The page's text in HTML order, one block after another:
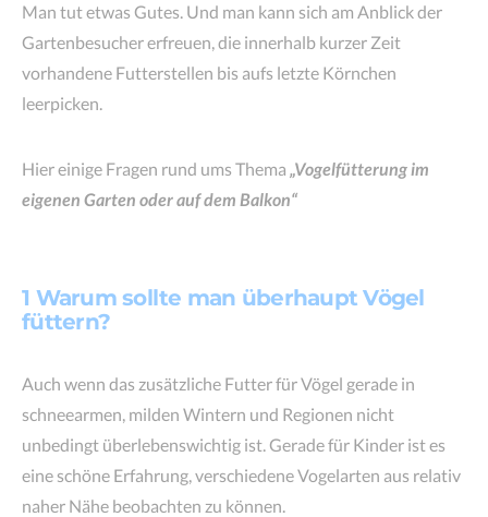
Man tut etwas Gutes. Und man kann sich am Anblick der
Gartenbesucher erfreuen, die innerhalb kurzer Zeit
vorhandene Futterstellen bis aufs letzte Körnchen
leerpicken.
Hier einige Fragen rund ums Thema „Vogelfütterung im
eigenen Garten oder auf dem Balkon“
1 Warum sollte man überhaupt Vögel
füttern?
Auch wenn das zusätzliche Futter für Vögel gerade in
schneearmen, milden Wintern und Regionen nicht
unbedingt überlebenswichtig ist. Gerade für Kinder ist es
eine schöne Erfahrung, verschiedene Vogelarten aus relativ
naher Nähe beobachten zu können.